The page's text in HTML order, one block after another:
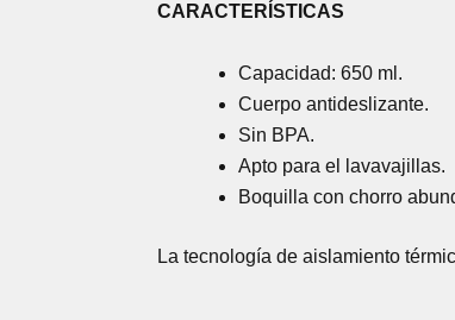
CARACTERÍSTICAS
Capacidad: 650 ml.
Cuerpo antideslizante.
Sin BPA.
Apto para el lavavajillas.
Boquilla con chorro
La tecnología de aislamiento